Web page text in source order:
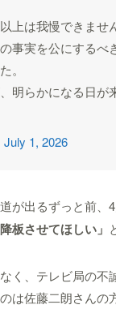
上は我慢できま
事実を公にするべ
。
明らかになる日が
July 1, 2026
が出るずっと前
板させてほしい」
く、テレビ局の
は佐藤二朗さん